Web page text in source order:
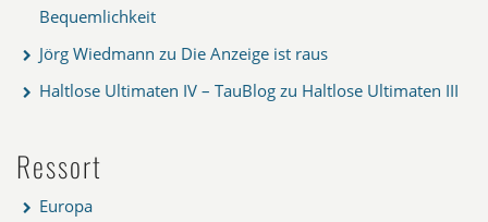
Bequemlichkeit
Jörg Wiedmann zu Die Anzeige ist raus
Haltlose Ultimaten IV – TauBlog zu Haltlose Ultimaten III
Ressort
Europa